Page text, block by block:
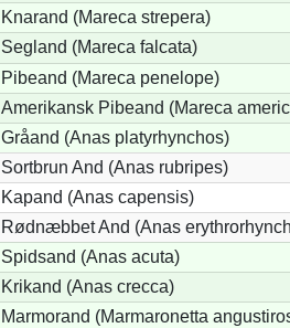
Knarand (Mareca strepera)
Segland (Mareca falcata)
Pibeand (Mareca penelope)
Amerikansk Pibeand (Mareca
Gråand (Anas platyrhynchos)
Sortbrun And (Anas rubripes)
Kapand (Anas capensis)
Rødnæbbet And (Anas
Spidsand (Anas acuta)
Krikand (Anas crecca)
Marmorand (Marmaronetta